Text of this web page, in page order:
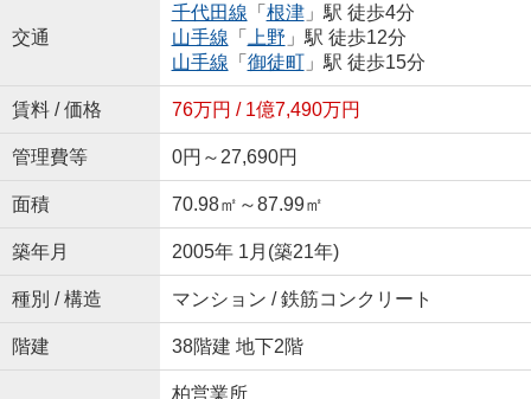
交通
千代田線 「 根津」駅 徒歩4分
山手線 「 上野 」駅 徒歩12分
山手線 「 御徒町」駅 徒歩15分
賃料 / 価格 76万円 / 1億7,490万円
管理費等 0円～27,690円
面積 70.98㎡～87.99㎡
築年月 2005年 1月(築21年)
種別 / 構造 マンション / 鉄筋コンクリート
階建 38階建 地下2階
柏営業所